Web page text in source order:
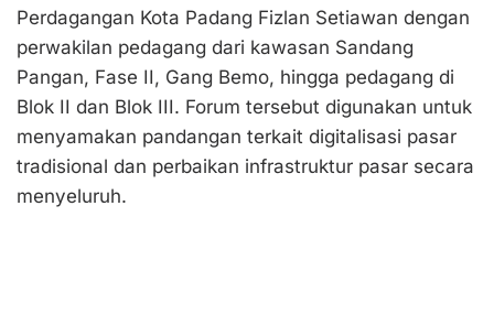
Perdagangan Kota Padang Fizlan Setiawan dengan
perwakilan pedagang dari kawasan Sandang
Pangan, Fase II, Gang Bemo, hingga pedagang di
Blok II dan Blok III. Forum tersebut digunakan untuk
menyamakan pandangan terkait digitalisasi pasar
tradisional dan perbaikan infrastruktur pasar secara
menyeluruh.